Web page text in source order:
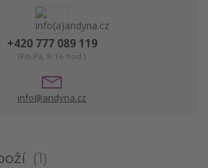
+420 777 089 119
(Po-Pá, 8-16 hod.)
info@andyna.cz
1